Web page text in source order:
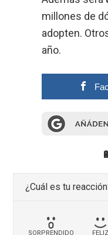
millones de
adopten.
año.
🔋
¿Cuál es tu
SORPRENDIDO
FELIZ